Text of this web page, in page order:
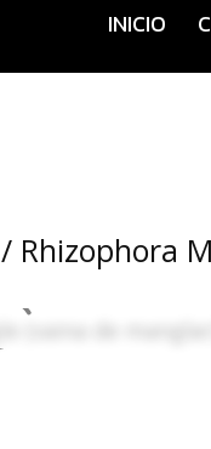
INICIO
/ Rhizophora